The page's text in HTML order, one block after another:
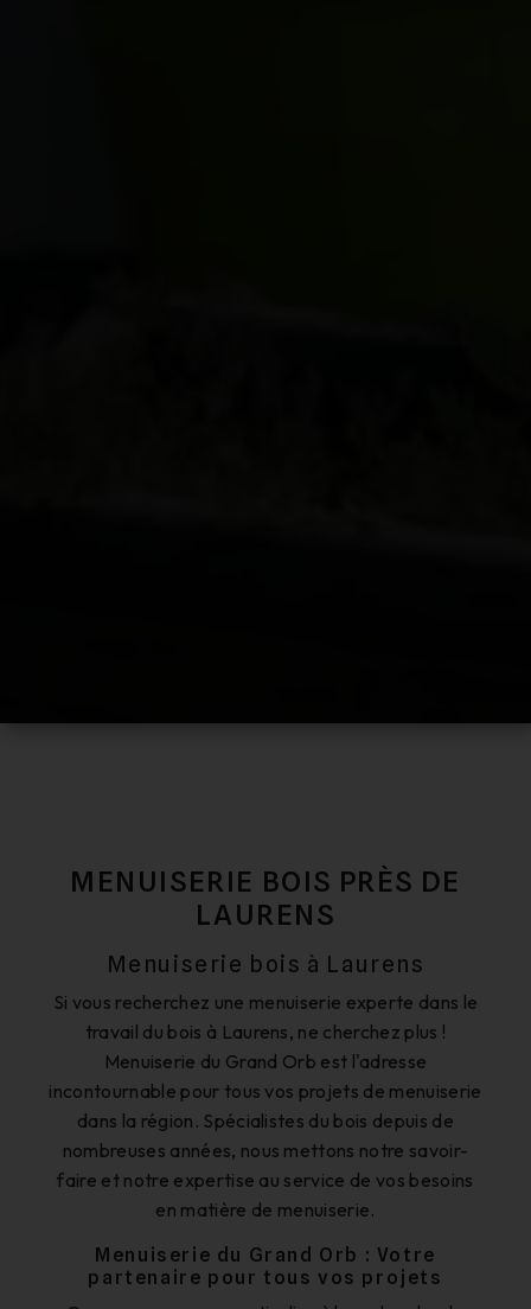
MENUISERIE BOIS PRÈS DE
LAURENS
Menuiserie bois à Laurens
Si vous recherchez une menuiserie experte dans le
travail du bois à Laurens, ne cherchez plus !
Menuiserie du Grand Orb est l'adresse
incontournable pour tous vos projets de menuiserie
dans la région. Spécialistes du bois depuis de
nombreuses années, nous mettons notre savoir-
faire et notre expertise au service de vos besoins
en matière de menuiserie.
Menuiserie du Grand Orb : Votre
partenaire pour tous vos projets